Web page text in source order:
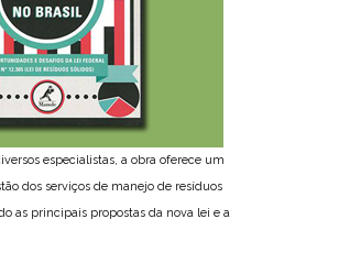
especialistas, a obra oferece um
dos serviços de manejo de resíduos
as principais propostas da nova lei e a